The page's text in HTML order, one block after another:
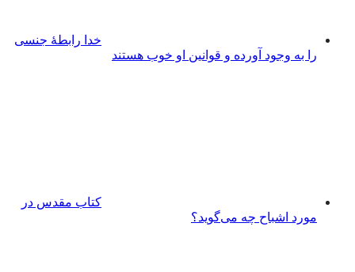
خدا رابطۀ جنسی
را به ‌وجود آورده و قوانین او خوب هستند
کتاب مقدس در
مورد اشباح چه می‌گوید؟